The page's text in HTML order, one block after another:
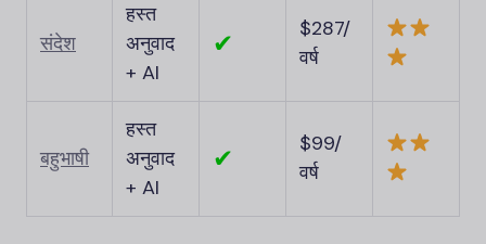
संदेश
हस्त
अनुवाद
+ AI
✔
$287/
वर्ष
बहुभाषी
हस्त
अनुवाद
+ AI
✔
$99/
वर्ष